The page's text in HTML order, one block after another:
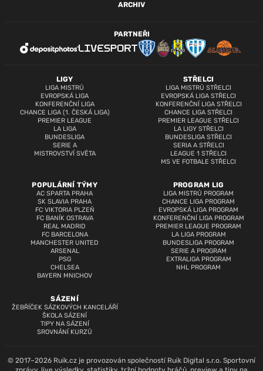
ARCHIV
LIGY
LIGA MISTRŮ
EVROPSKÁ LIGA
KONFERENČNÍ LIGA
CHANCE LIGA (1. ČESKÁ LIGA)
PREMIER LEAGUE
LA LIGA
BUNDESLIGA
SERIE A
MISTROVSTVÍ SVĚTA
STŘELCI
LIGA MISTRŮ STŘELCI
EVROPSKÁ LIGA STŘELCI
KONFERENČNÍ LIGA STŘELCI
CHANCE LIGA STŘELCI
PREMIER LEAGUE STŘELCI
LA LIGY STŘELCI
BUNDESLIGA STŘELCI
SERIA A STŘELCI
LEAGUE 1 STŘELCI
MS VE FOTBALE STŘELCI
POPULÁRNÍ TÝMY
AC SPARTA PRAHA
SK SLAVIA PRAHA
FC VIKTORIA PLZEŇ
FC BANÍK OSTRAVA
REAL MADRID
FC BARCELONA
MANCHESTER UNITED
ARSENAL
PSG
CHELSEA
BAYERN MNICHOV
PROGRAM LIG
LIGA MISTRŮ PROGRAM
CHANCE LIGA PROGRAM
EVROPSKÁ LIGA PROGRAM
KONFERENČNÍ LIGA PROGRAM
PREMIER LEAGUE PROGRAM
LA LIGA PROGRAM
BUNDESLIGA PROGRAM
SERIE A PROGRAM
EXTRALIGA PROGRAM
NHL PROGRAM
SÁZENÍ
ŽEBŘÍČEK SÁZKOVÝCH KANCELÁŘÍ
ŠKOLA SÁZENÍ
TIPY NA SÁZENÍ
SROVNÁNÍ KURZŮ
PARTNEŘI
© 2017–2026 Ruik.cz je provozován společností Ruik Digital s.r.o. Sportovní